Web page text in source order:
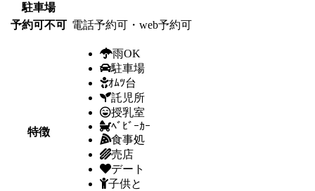
駐車場
予約可不可 電話予約可・web予約可
特徴
雨OK
駐車場
ｵﾑﾂ台
託児所
授乳室
ﾍﾞﾋﾞｰｶｰ
食事処
売店
デート
子供と